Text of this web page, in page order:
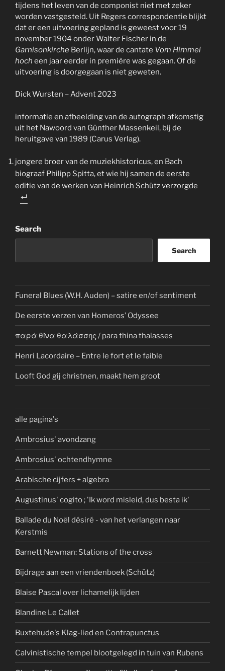
tijdens het leven van de componist niet met zeker
worden vastgesteld. Uit Regers correspondentie blijkt
dat er een uitvoering gepland is geweest voor 19
november 1904 onder Walter Fischer in de
Garnisonkirche Berlijn, waar de cantate Vom Himmel
hoch een jaar eerder in première was gegaan. Of de
uitvoering is doorgegaan is niet geweten.
Dick Wursten – Advent 2023
informatie en afbeelding van de autograph afkomstig
uit het Nawoord van Günther Massenkeil, bij de
heruitgave van 1989 (Carus Verlag).
jongere broer van de muziekhistoricus, en Bach
biograaf Philipp Spitta, et wie hij samen de eerste
editie van de werken van Heinrich Schütz verzorgde
Search
Search
Funeral Blues (W.H. Auden) – satire en/of sentiment
De eerste verzen van Homeros’ Odyssee
παρὰ θῖνα θαλάσσης / para thina thalasses
Henri Lacordaire – Entre le fort et le faible
Looft God gij christnen, maakt hem groot
alle pagina's
Ambrosius' avondzang
Ambrosius' ochtendhymne
Arabische cijfers + algebra
Augustinus' cogito ; 'Ik word misleid, dus besta ik'
Ballade du Noël désiré - van het verlangen naar
Kerstmis
Barnett Newman: Stations of the cross
Bijdrage aan een vriendenboek (Schütz)
Blaise Pascal over lichamelijk lijden
Blandine Le Callet
Buxtehude's Klag-lied en Contrapunctus
Calvinistische tempel blootgelegd in tuin van Rubens